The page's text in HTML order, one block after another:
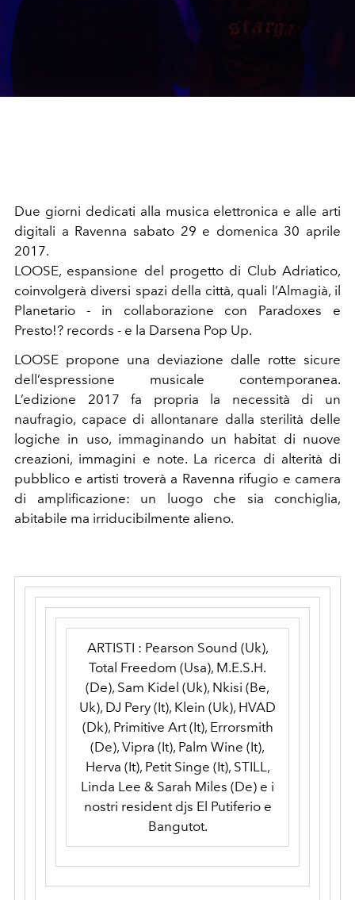
Due giorni dedicati alla musica elettronica e alle arti
digitali a Ravenna sabato 29 e domenica 30 aprile
2017.
LOOSE, espansione del progetto di Club Adriatico,
coinvolgerà diversi spazi della città, quali l’Almagià, il
Planetario - in collaborazione con Paradoxes e
Presto!? records - e la Darsena Pop Up.
LOOSE propone una deviazione dalle rotte sicure
dell’espressione musicale contemporanea.
L’edizione 2017 fa propria la necessità di un
naufragio, capace di allontanare dalla sterilità delle
logiche in uso, immaginando un habitat di nuove
creazioni, immagini e note. La ricerca di alterità di
pubblico e artisti troverà a Ravenna rifugio e camera
di amplificazione: un luogo che sia conchiglia,
abitabile ma irriducibilmente alieno.
ARTISTI : Pearson Sound (Uk),
Total Freedom (Usa), M.E.S.H.
(De), Sam Kidel (Uk), Nkisi (Be,
Uk), DJ Pery (It), Klein (Uk), HVAD
(Dk), Primitive Art (It), Errorsmith
(De), Vipra (It), Palm Wine (It),
Herva (It), Petit Singe (It), STILL,
Linda Lee & Sarah Miles (De) e i
nostri resident djs El Putiferio e
Bangutot.